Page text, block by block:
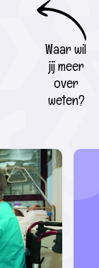
Waar wil
jij meer
over
weten?